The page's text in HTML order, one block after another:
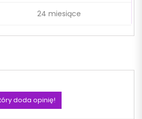
24 miesiące
doda opinię!